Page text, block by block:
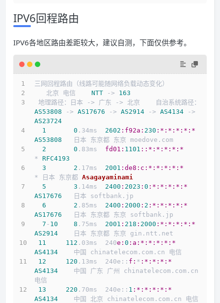
IPV6回程路由
IPV6各地区路由差距较大，建议自测，下面仅供参考。
三网回程路由（线路可能随网络负载动态变化）
   北京 电信
NTT -> 163
地理路径：日本 -> 广东 -> 北京    自治系统路径：
AS53808 -> AS17676 -> AS2914 -> AS4134
AS23724
1
0 .34ms 2602 :f92a : 230 :* :* :* :* :*
AS53808
   日本 东京都 东京 moedove.com
2
0 .83ms fd01: 1101 : :* :* :* :* :*
* RFC4193
3
2 .17ms 2001 :de8 :c :* :* :* :* :*
* 日本 东京都 Asagayaminami
5
3 .14ms 2400 : 2023 : 0 :* :* :* :* :*
AS17676
   日本 softbank.jp
6
2 .85ms 2400 : 2000 : 2 :* :* :* :* :*
AS17676
   日本 东京都 东京 softbank.jp
7 - 10 8 .75ms 2001 : 218 : 2000 :* :* :* :* :*
AS2914
    日本 东京都 东京 gin.ntt.net
11
112 .03ms  240e: 0 :a :* :* :* :* :*
AS4134
    中国 chinatelecom.com.cn 电信
12
120 .13ms  240e:: f: * :* :* :* :*
AS4134
    中国 广东 广州 chinatelecom.com.cn
电信
13
220 .70ms  240e:: 1 :* :* :* :* :*
AS4134
    中国 北京 chinatelecom.com.cn 电信